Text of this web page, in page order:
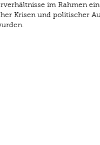
im Rahmen
Krisen und politischer